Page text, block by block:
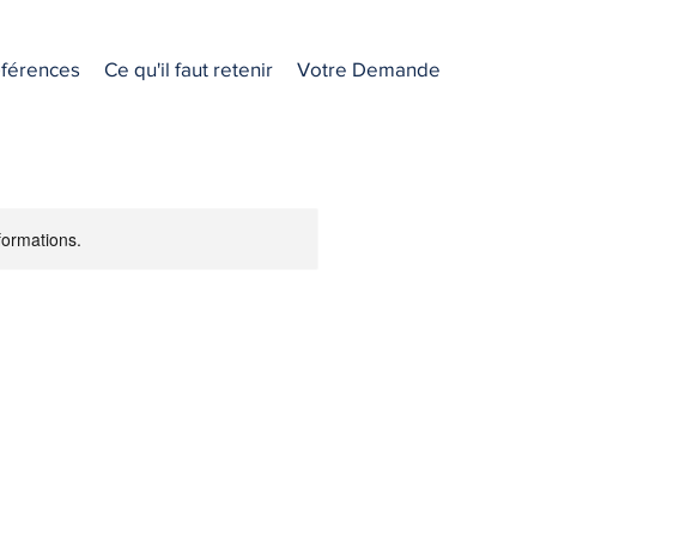
Ce qu'il faut retenir Votre Demande